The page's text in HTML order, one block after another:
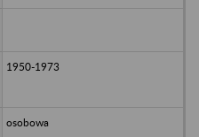
1950-1973
osobowa